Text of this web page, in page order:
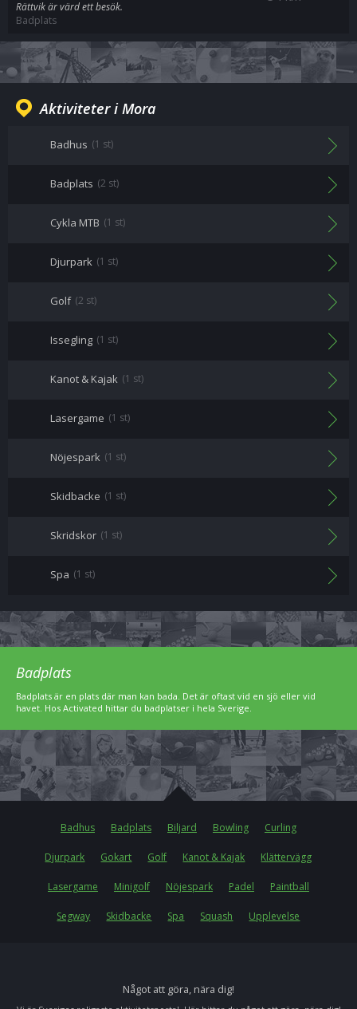
Rättvik är värd ett besök.
Badplats
Aktiviteter i Mora
Badhus (1 st)
Badplats (2 st)
Cykla MTB (1 st)
Djurpark (1 st)
Golf (2 st)
Issegling (1 st)
Kanot & Kajak (1 st)
Lasergame (1 st)
Nöjespark (1 st)
Skidbacke (1 st)
Skridskor (1 st)
Spa (1 st)
Badplats
Badplats är en plats där man kan bada. Det är oftast vid en sjö eller vid
havet. Hos Activated hittar du badplatser i hela Sverige.
Badhus Badplats Biljard Bowling Curling
Djurpark Gokart Golf Kanot & Kajak Klättervägg
Lasergame Minigolf Nöjespark Padel Paintball
Segway Skidbacke Spa Squash Upplevelse
Något att göra, nära dig!